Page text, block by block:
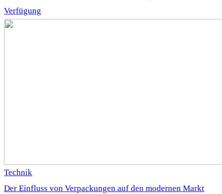
Verfügung
Technik
Der Einfluss von Verpackungen auf den modernen Markt